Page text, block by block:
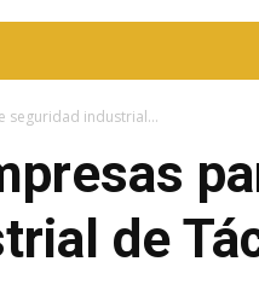
seguridad industrial...
de